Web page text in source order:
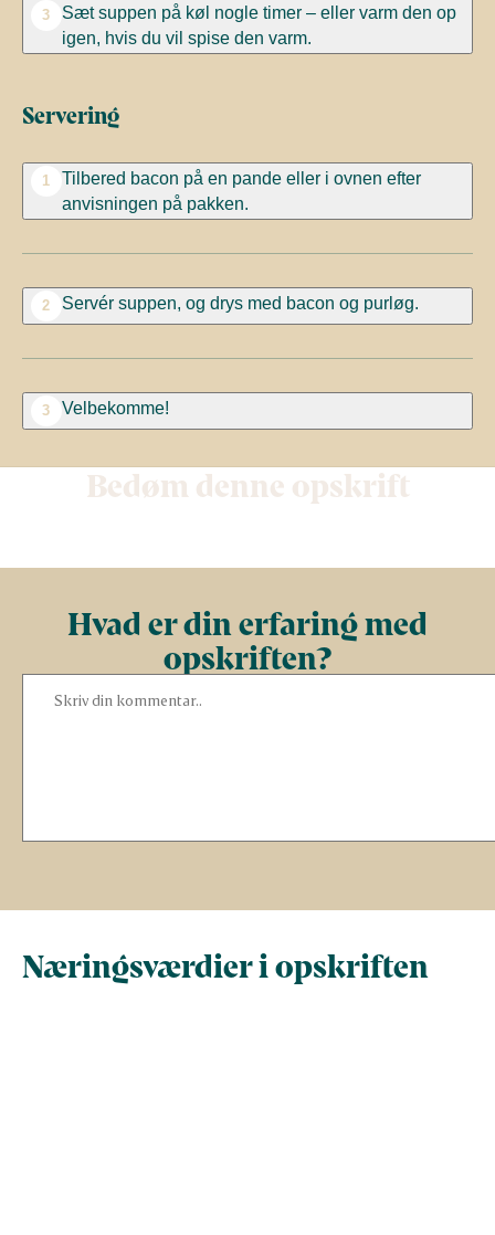
3
Sæt suppen på køl nogle timer – eller varm den op
igen, hvis du vil spise den varm.
Servering
1
Tilbered bacon på en pande eller i ovnen efter
anvisningen på pakken.
2 Servér suppen, og drys med bacon og purløg.
3 Velbekomme!
Bedøm denne opskrift
Hvad er din erfaring med
opskriften?
Næringsværdier i opskriften